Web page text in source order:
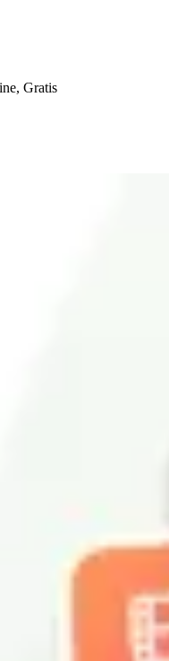
Gratis